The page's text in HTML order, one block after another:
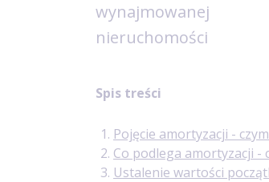
wynajmowanej
nieruchomości
Spis treści
Pojęcie amortyzacji -
Co podlega amortyzacji -
Ustalenie wartości